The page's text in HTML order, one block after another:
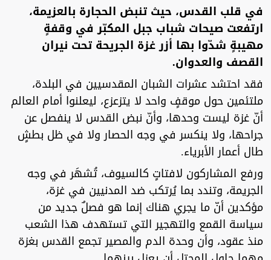
في قلب القدس، حيث تنبض الحجارة بالعزيمة،
ارتفعت صيحات شباب جبل المكبّر في وقفةٍ
مهيبةٍ شدّوا بها أزر غزة الجريحة تحت نيران
القصف والعدوان.
فقد احتشد عشرات الشبان المقدسيين في البلدة،
ملتئمين حول موقفٍ واحد لا يتزعزع، ليعلنوا أمام العالم
أنّ غزة ليست وحدها، وأنّ نبض القدس لا ينفصل عن
جراحها، ولا ينكسر في وجه الحصار ولا في ظل بطشٍ
طال أعمار الأبرياء.
ورفع المشاركون لافتاتٍ كالسيوف، تُشهَر في وجه
الجريمة، وتندد بما يُرتكب ضد المدنيين في غزة،
مؤكدين أنّ ما يجري هناك إنما هو فصلٌ جديد من
سياسة القمع والتهجير التي تستهدف هذا الشعب
منذ عقود، وأن وحدة الدم والمصير تجمع القدس بغزة